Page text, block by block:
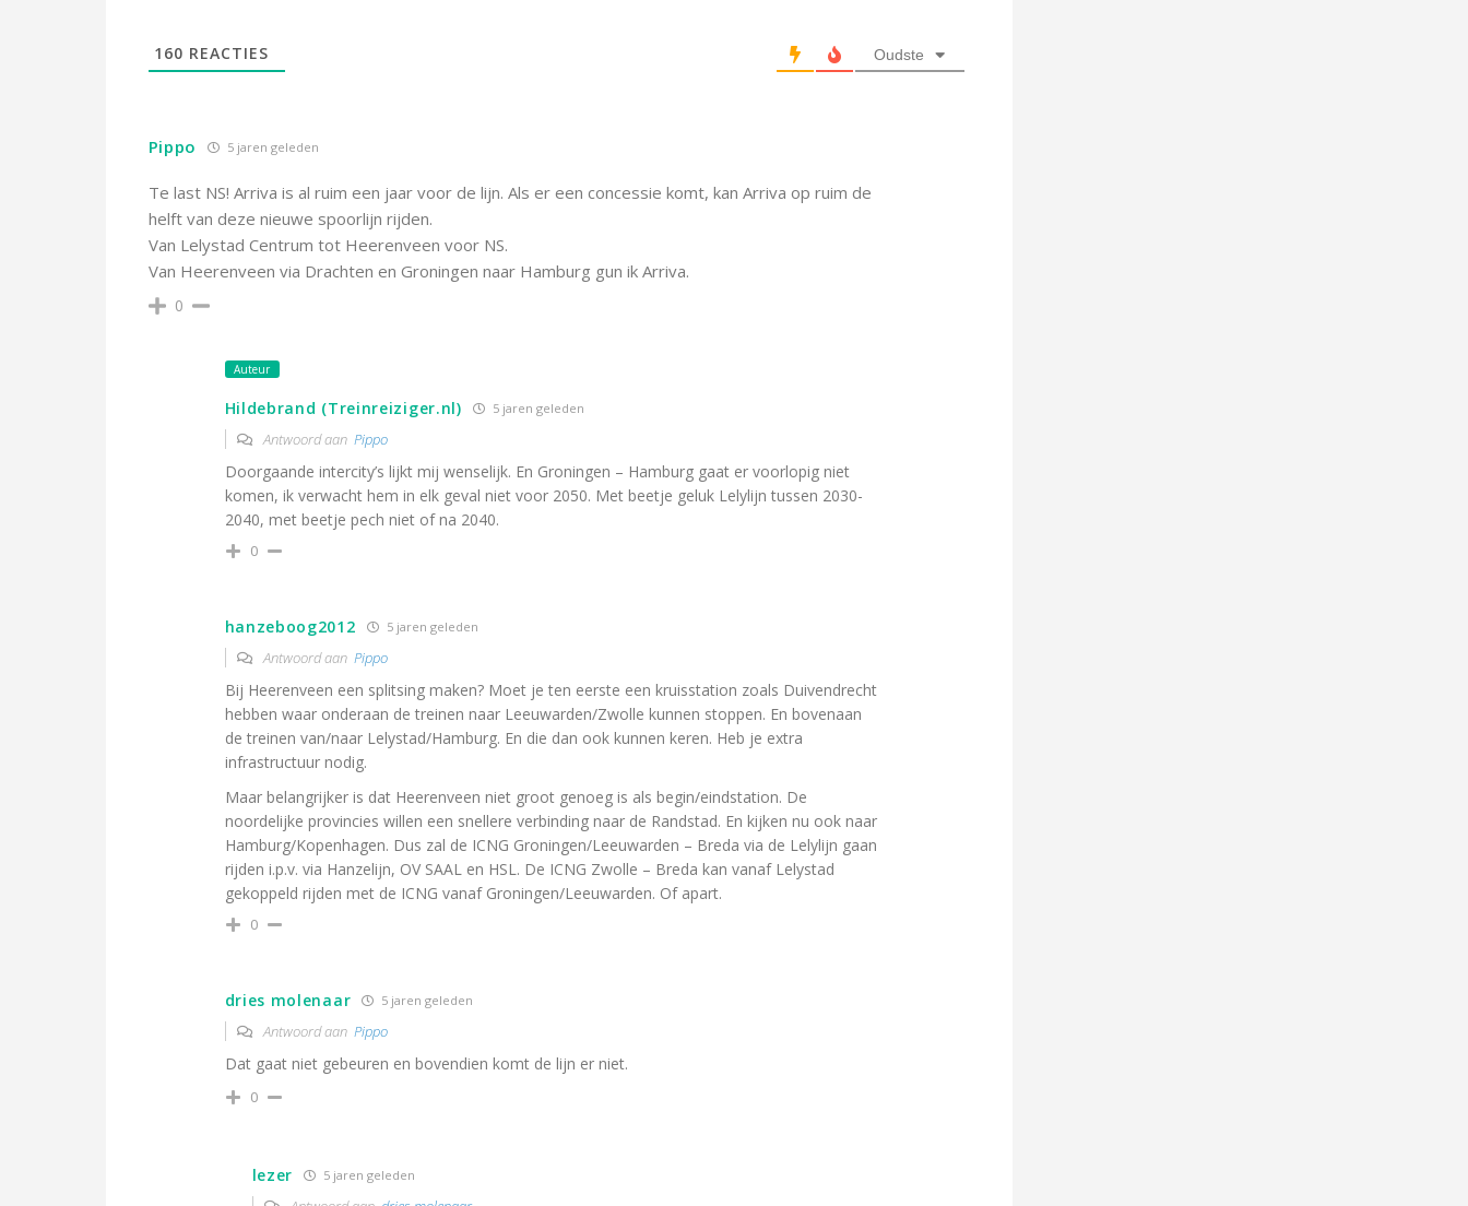
160 REACTIES Oudste
Pippo 5 jaren geleden
Te last NS! Arriva is al ruim een jaar voor de lijn. Als er een concessie komt, kan Arriva op ruim de
helft van deze nieuwe spoorlijn rijden.
Van Lelystad Centrum tot Heerenveen voor NS.
Van Heerenveen via Drachten en Groningen naar Hamburg gun ik Arriva.
0
Auteur
Hildebrand (Treinreiziger.nl) 5 jaren geleden
Antwoord aan Pippo
Doorgaande intercity’s lijkt mij wenselijk. En Groningen – Hamburg gaat er voorlopig niet
komen, ik verwacht hem in elk geval niet voor 2050. Met beetje geluk Lelylijn tussen 2030-
2040, met beetje pech niet of na 2040.
0
hanzeboog2012 5 jaren geleden
Antwoord aan Pippo
Bij Heerenveen een splitsing maken? Moet je ten eerste een kruisstation zoals Duivendrecht
hebben waar onderaan de treinen naar Leeuwarden/Zwolle kunnen stoppen. En bovenaan
de treinen van/naar Lelystad/Hamburg. En die dan ook kunnen keren. Heb je extra
infrastructuur nodig.
Maar belangrijker is dat Heerenveen niet groot genoeg is als begin/eindstation. De
noordelijke provincies willen een snellere verbinding naar de Randstad. En kijken nu ook naar
Hamburg/Kopenhagen. Dus zal de ICNG Groningen/Leeuwarden – Breda via de Lelylijn gaan
rijden i.p.v. via Hanzelijn, OV SAAL en HSL. De ICNG Zwolle – Breda kan vanaf Lelystad
gekoppeld rijden met de ICNG vanaf Groningen/Leeuwarden. Of apart.
0
dries molenaar 5 jaren geleden
Antwoord aan Pippo
Dat gaat niet gebeuren en bovendien komt de lijn er niet.
0
lezer 5 jaren geleden